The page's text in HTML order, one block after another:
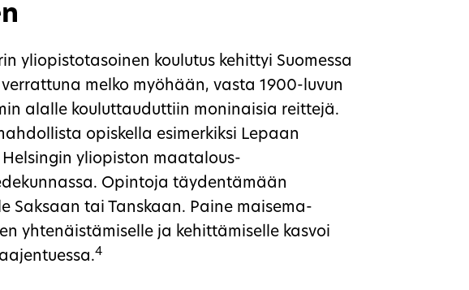
yliopistotasoinen koulutus kehittyi Suomessa
melko myöhään, vasta 1900-luvun
alalle kouluttauduttiin moninaisia reittejä.
opiskella esimerkiksi Lepaan
yliopiston maatalous-
Opintoja täydentämään
Saksaan tai Tanskaan. Paine maisema-
yhtenäistämiselle ja kehittämiselle kasvoi
4